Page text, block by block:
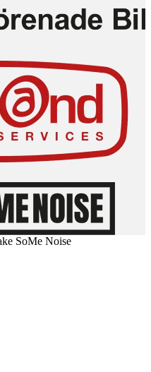
SoMe Noise